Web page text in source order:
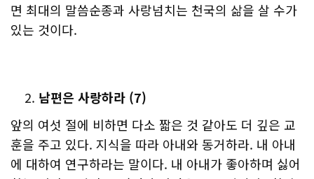
면 최대의 말씀순종과 사랑넘치는 천국의 삶을 살 수가
있는 것이다.
남편은 사랑하라 (7)
앞의 여섯 절에 비하면 다소 짧은 것 같아도 더 깊은 교
훈을 주고 있다. 지식을 따라 아내와 동거하라. 내 아내
에 대하여 연구하라는 말이다. 내 아내가 좋아하며 싫어